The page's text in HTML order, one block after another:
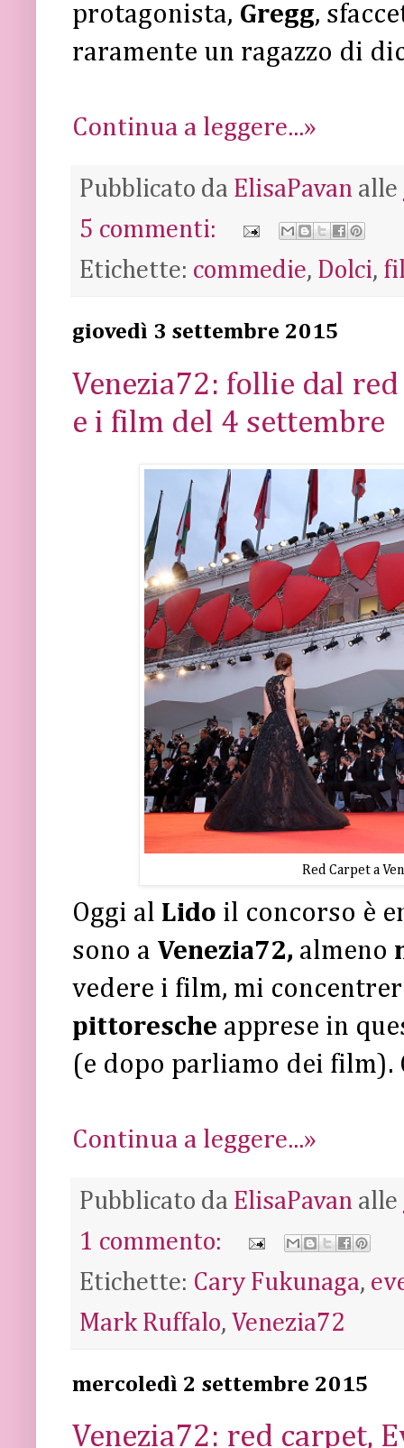
protagonista, Gregg,
raramente un ragazzo di
Continua a leggere...»
Pubblicato da ElisaPavan alle
5 commenti:
Etichette: commedie, Dolci,
giovedì 3 settembre 2015
Venezia72: follie dal
e i film del 4 settembre
Red Carpet a
Oggi al Lido il concorso è
sono a Venezia72, almeno
vedere i film, mi
pittoresche apprese in
(e dopo parliamo dei film).
Continua a leggere...»
Pubblicato da ElisaPavan alle
1 commento:
Etichette: Cary Fukunaga,
Mark Ruffalo, Venezia72
mercoledì 2 settembre 2015
Venezia72: red carpet,